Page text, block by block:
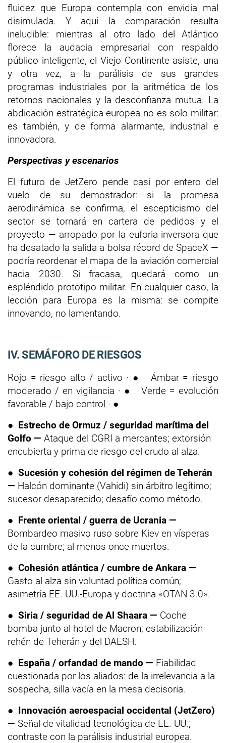
fluidez que Europa contempla con envidia mal
disimulada. Y aquí la comparación resulta
ineludible: mientras al otro lado del Atlántico
florece la audacia empresarial con respaldo
público inteligente, el Viejo Continente asiste, una
y otra vez, a la parálisis de sus grandes
programas industriales por la aritmética de los
retornos nacionales y la desconfianza mutua. La
abdicación estratégica europea no es solo militar:
es también, y de forma alarmante, industrial e
innovadora.
Perspectivas y escenarios
El futuro de JetZero pende casi por entero del
vuelo de su demostrador: si la promesa
aerodinámica se confirma, el escepticismo del
sector se tornará en cartera de pedidos y el
proyecto — arropado por la euforia inversora que
ha desatado la salida a bolsa récord de SpaceX —
podría reordenar el mapa de la aviación comercial
hacia 2030. Si fracasa, quedará como un
espléndido prototipo militar. En cualquier caso, la
lección para Europa es la misma: se compite
innovando, no lamentando.
IV. SEMÁFORO DE RIESGOS
Rojo = riesgo alto / activo · ● Ámbar = riesgo
moderado / en vigilancia · ● Verde = evolución
favorable / bajo control · ●
● Estrecho de Ormuz / seguridad marítima del
Golfo — Ataque del CGRI a mercantes; extorsión
encubierta y prima de riesgo del crudo al alza.
● Sucesión y cohesión del régimen de Teherán
— Halcón dominante (Vahidi) sin árbitro legítimo;
sucesor desaparecido; desafío como método.
● Frente oriental / guerra de Ucrania —
Bombardeo masivo ruso sobre Kiev en vísperas
de la cumbre; al menos once muertos.
● Cohesión atlántica / cumbre de Ankara —
Gasto al alza sin voluntad política común;
asimetría EE. UU.-Europa y doctrina «OTAN 3.0».
● Siria / seguridad de Al Shaara — Coche
bomba junto al hotel de Macron; estabilización
rehén de Teherán y del DAESH.
● España / orfandad de mando — Fiabilidad
cuestionada por los aliados: de la irrelevancia a la
sospecha, silla vacía en la mesa decisoria.
● Innovación aeroespacial occidental (JetZero)
— Señal de vitalidad tecnológica de EE. UU.;
contraste con la parálisis industrial europea.